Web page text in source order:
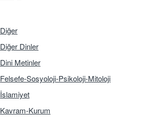
Diğer
Diğer Dinler
Dini Metinler
Felsefe-Sosyoloji-Psikoloji-Mitoloji
İslamiyet
Kavram-Kurum